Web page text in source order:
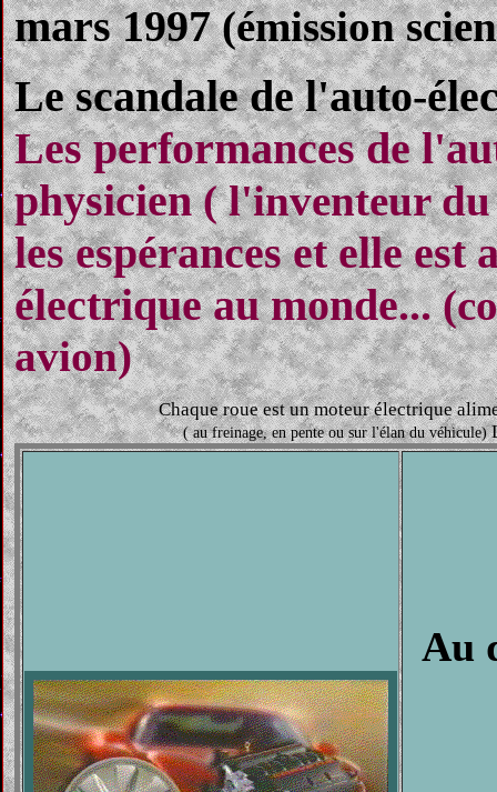
mars 1997(émission
Le scandale de l'auto-
Les performances de
physicien( l'inventeur du
les espérances et elle
électrique au monde...
avion)
Chaque roue est un moteur électrique
( au freinage, en pente ou sur l'élan du véhicule)
Au